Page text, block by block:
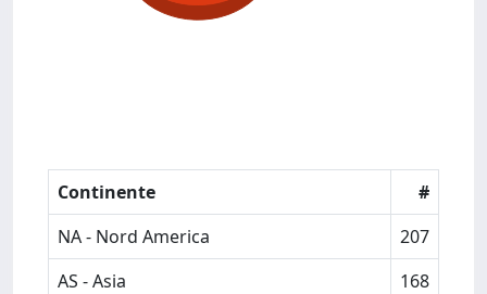
Continente
#
NA - Nord America
207
AS - Asia
168